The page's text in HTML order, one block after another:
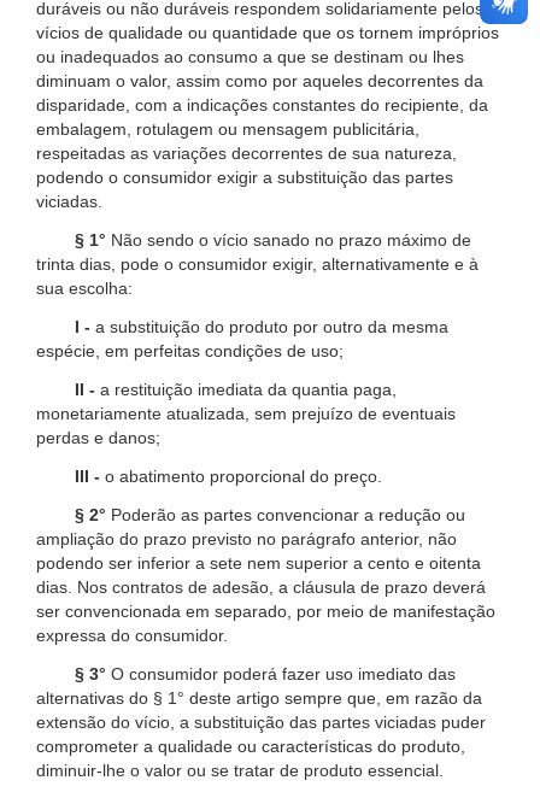
duráveis ou não duráveis respondem solidariamente pelos
vícios de qualidade ou quantidade que os tornem impróprios
ou inadequados ao consumo a que se destinam ou lhes
diminuam o valor, assim como por aqueles decorrentes da
disparidade, com a indicações constantes do recipiente, da
embalagem, rotulagem ou mensagem publicitária,
respeitadas as variações decorrentes de sua natureza,
podendo o consumidor exigir a substituição das partes
viciadas.
§ 1° Não sendo o vício sanado no prazo máximo de
trinta dias, pode o consumidor exigir, alternativamente e à
sua escolha:
I - a substituição do produto por outro da mesma
espécie, em perfeitas condições de uso;
II - a restituição imediata da quantia paga,
monetariamente atualizada, sem prejuízo de eventuais
perdas e danos;
III - o abatimento proporcional do preço.
§ 2° Poderão as partes convencionar a redução ou
ampliação do prazo previsto no parágrafo anterior, não
podendo ser inferior a sete nem superior a cento e oitenta
dias. Nos contratos de adesão, a cláusula de prazo deverá
ser convencionada em separado, por meio de manifestação
expressa do consumidor.
§ 3° O consumidor poderá fazer uso imediato das
alternativas do § 1° deste artigo sempre que, em razão da
extensão do vício, a substituição das partes viciadas puder
comprometer a qualidade ou características do produto,
diminuir-lhe o valor ou se tratar de produto essencial.